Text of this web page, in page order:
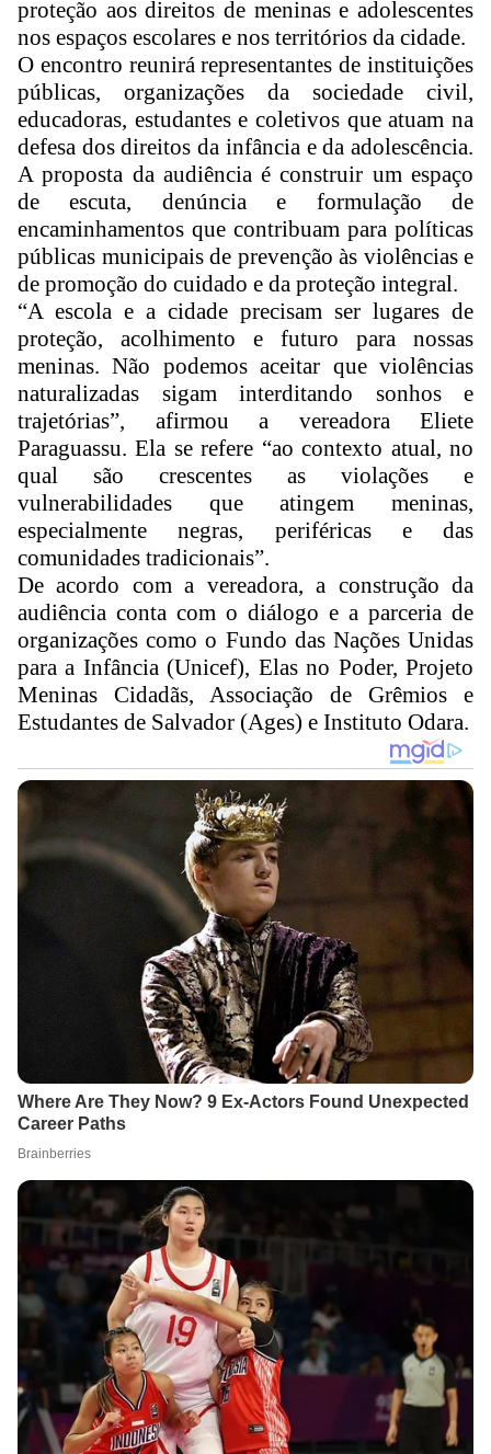
proteção aos direitos de meninas e adolescentes
nos espaços escolares e nos territórios da cidade.
O encontro reunirá representantes de instituições
públicas, organizações da sociedade civil,
educadoras, estudantes e coletivos que atuam na
defesa dos direitos da infância e da adolescência.
A proposta da audiência é construir um espaço
de escuta, denúncia e formulação de
encaminhamentos que contribuam para políticas
públicas municipais de prevenção às violências e
de promoção do cuidado e da proteção integral.
“A escola e a cidade precisam ser lugares de
proteção, acolhimento e futuro para nossas
meninas. Não podemos aceitar que violências
naturalizadas sigam interditando sonhos e
trajetórias”, afirmou a vereadora Eliete
Paraguassu. Ela se refere “ao contexto atual, no
qual são crescentes as violações e
vulnerabilidades que atingem meninas,
especialmente negras, periféricas e das
comunidades tradicionais”.
De acordo com a vereadora, a construção da
audiência conta com o diálogo e a parceria de
organizações como o Fundo das Nações Unidas
para a Infância (Unicef), Elas no Poder, Projeto
Meninas Cidadãs, Associação de Grêmios e
Estudantes de Salvador (Ages) e Instituto Odara.